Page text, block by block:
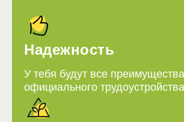
Надежность
У тебя будут все преимущества
официального